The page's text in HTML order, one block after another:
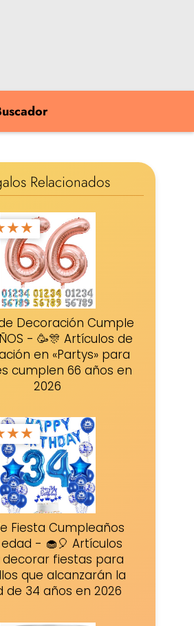
Relacionados
★★
Decoración Cumple
- 🥳🎊 Artículos de
en «Partys» para
cumplen 66 años en
2026
★★
Fiesta Cumpleaños
edad - 🧁🎈 Artículos
fiestas para
que alcanzarán la
de 34 años en 2026